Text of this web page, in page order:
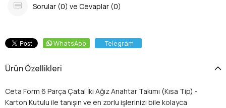
Sorular (0) ve Cevaplar (0)
WhatsApp Telegram
Ürün Özellikleri
Ceta Form 6 Parça Çatal İki Ağız Anahtar Takımı (Kısa Tip) -
Karton Kutulu ile tanışın ve en zorlu işlerinizi bile kolayca